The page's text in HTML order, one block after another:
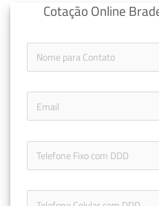
Cotação Online